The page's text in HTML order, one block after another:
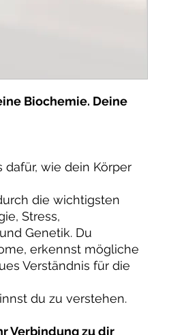
Biochemie. Deine
wie dein Körper
die wichtigsten
Stress,
Genetik. Du
erkennst mögliche
Verständnis für die
du zu verstehen.
Verbindung zu dir